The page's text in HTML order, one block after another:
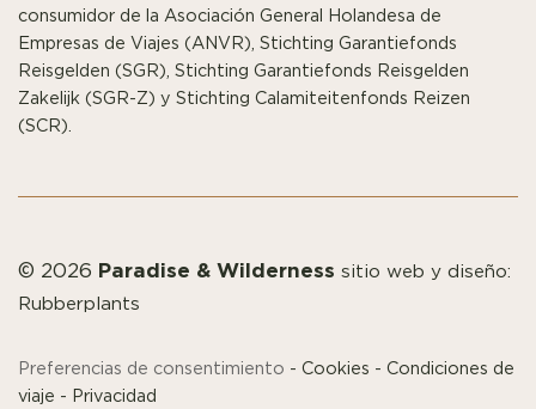
consumidor de la Asociación General Holandesa de
Empresas de Viajes (ANVR), Stichting Garantiefonds
Reisgelden (SGR), Stichting Garantiefonds Reisgelden
Zakelijk (SGR-Z) y Stichting Calamiteitenfonds Reizen
(SCR).
© 2026 Paradise & Wilderness sitio web y diseño:
Rubberplants
Preferencias de consentimiento - Cookies - Condiciones de
viaje - Privacidad